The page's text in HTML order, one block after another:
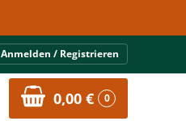
Anmelden / Registrieren
0,00 € 0